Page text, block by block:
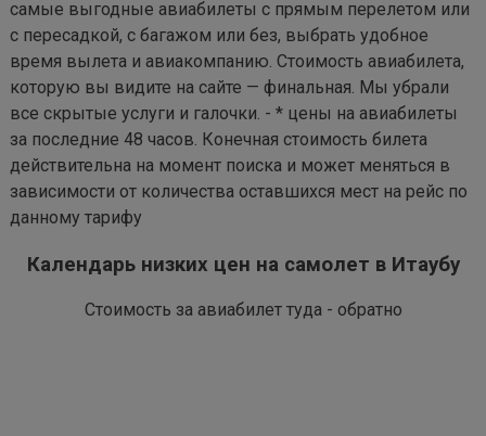
самые выгодные авиабилеты с прямым перелетом или
с пересадкой, с багажом или без, выбрать удобное
время вылета и авиакомпанию. Стоимость авиабилета,
которую вы видите на сайте — финальная. Мы убрали
все скрытые услуги и галочки. - * цены на авиабилеты
за последние 48 часов. Конечная стоимость билета
действительна на момент поиска и может меняться в
зависимости от количества оставшихся мест на рейс по
данному тарифу
Календарь низких цен на самолет в Итаубу
Стоимость за авиабилет туда - обратно